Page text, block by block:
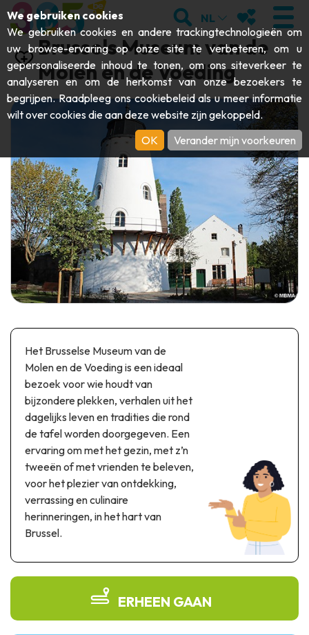
BEZOEKEN
Abdijen & religieuze monumenten
Kunst
Ambachten & knowhow
Kastelen, citadellen & belforten
Folklore & lokale geschiedenis
Geschiedenis
Auto- & spoorerfgoed
Industrieel erfgoed & architecturale kunstwerken
Streekproducten
Herinneringstoerisme
ONTDEKKEN
Grotten
Tuinen, parken & natuursites
Aquariums, dierenparken & -tuinen
BEWEGEN
Toeristische boten & cruises
Railbikes & toeristische treinen
Kajaks
Avonturenparken
Recreatie- & waterpretparken
EVENEMENTEN
DE LEUKSTE ACTIVITEITEN VOOR
DEZE ZOMER
DOWNLOAD DE GIDS
ZOEKEN
NL MIJN
Brussels Museum van de
Molen en de Voeding
Het Brusselse Museum van de
Molen en de Voeding is een ideaal
bezoek voor wie houdt van
bijzondere plekken, verhalen uit het
dagelijks leven en tradities die rond
de tafel worden doorgegeven. Een
ervaring om met het gezin, met z’n
tweeën of met vrienden te beleven,
voor het plezier van ontdekking,
verrassing en culinaire
herinneringen, in het hart van
Brussel.
ERHEEN GAAN
We gebruiken cookies
We gebruiken cookies en andere trackingtechnologieën om
uw browse-ervaring op onze site te verbeteren, om u
gepersonaliseerde inhoud te tonen, om ons siteverkeer te
analyseren en om de herkomst van onze bezoekers te
begrijpen. Raadpleeg onscookiebeleidals u meer informatie
wilt over cookies die aan deze website zijn gekoppeld.
OK
Verander mijn voorkeuren